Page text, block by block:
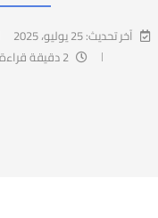
آخر تحديث:25 يوليو، 2025
2 دقيقة قراءة